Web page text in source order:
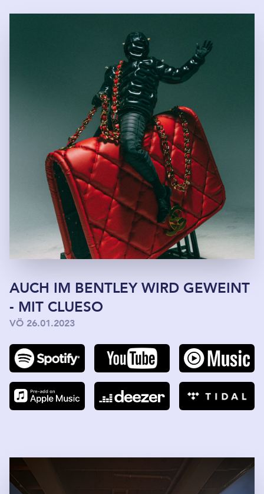
AUCH IM BENTLEY WIRD GEWEINT
- MIT CLUESO
VÖ 26.01.2023